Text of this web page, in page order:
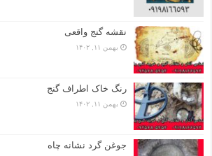
نقشه گنج واقعی
بهمن ۱۱, ۱۴۰۲
رنگ خاک اطراف گنج
بهمن ۱۱, ۱۴۰۲
جوغن گرد نشانه چاه